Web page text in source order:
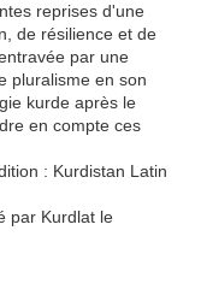
reprises d'une
de résilience et de
par une
pluralisme en son
kurde après le
en compte ces
: Kurdistan Latin
par Kurdlat le